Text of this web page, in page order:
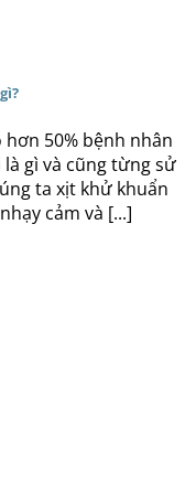
50% bệnh nhân
gì và cũng từng sử
ta xịt khử khuẩn
cảm và [...]